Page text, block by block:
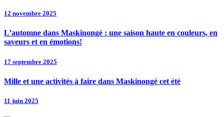
12 novembre 2025
L’automne dans Maskinongé : une saison haute en couleurs, en
saveurs et en émotions!
17 septembre 2025
Mille et une activités à faire dans Maskinongé cet été
11 juin 2025